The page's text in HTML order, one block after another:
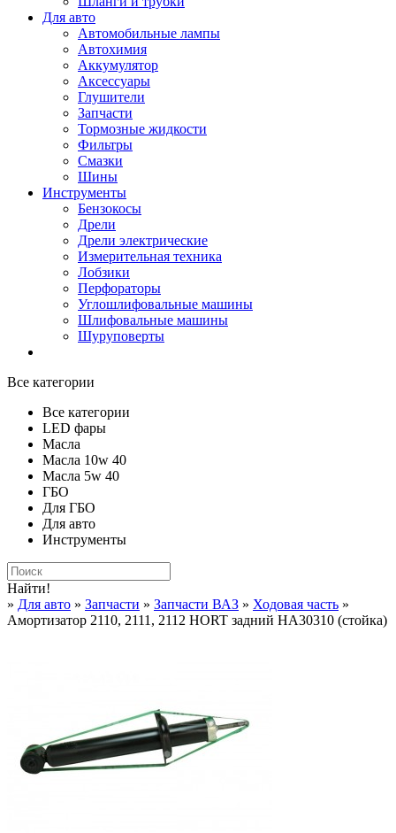
Для авто
Автомобильные лампы
Автохимия
Аккумулятор
Аксессуары
Глушители
Запчасти
Тормозные жидкости
Фильтры
Смазки
Шины
Инструменты
Бензокосы
Дрели
Дрели электрические
Измерительная техника
Лобзики
Перфораторы
Углошлифовальные машины
Шлифовальные машины
Шуруповерты
Все категории
Все категории
LED фары
Масла
Масла 10w 40
Масла 5w 40
ГБО
Для ГБО
Для авто
Инструменты
Найти!
» Для авто » Запчасти » Запчасти ВАЗ » Ходовая часть »
Амортизатор 2110, 2111, 2112 HORT задний HA30310 (стойка)